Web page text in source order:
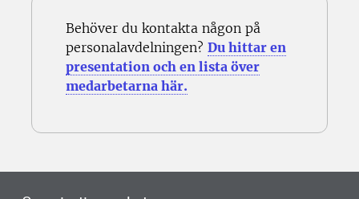
Behöver du kontakta någon på
personalavdelningen? Du hittar en
presentation och en lista över
medarbetarna här.